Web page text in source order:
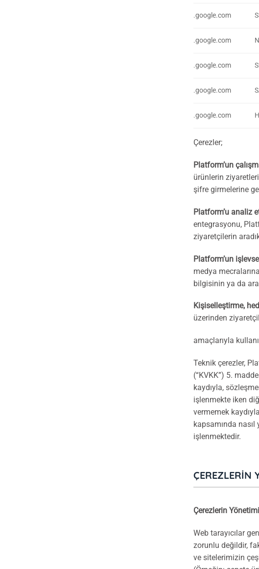
.google.com
.google.com
.google.com
.google.com
.google.com
Çerezler;
Platform’un
ürünlerin
şifre girmelerine
Platform’u analiz
entegrasyonu,
ziyaretçilerin
Platform’un
medya
bilgisinin ya da
Kişiselleştirme,
üzerinden
amaçlarıyla
Teknik çerezler,
(“KVKK”) 5.
kaydıyla,
işlenmekte iken
vermemek
kapsamında
işlenmektedir.
ÇEREZLERIN
Çerezlerin Yönetimi
Web tarayıcılar
zorunlu değildir,
ve sitelerimizin